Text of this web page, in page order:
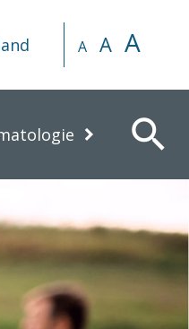
A A A
search